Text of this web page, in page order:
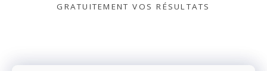
GRATUITEMENT VOS RÉSULTATS